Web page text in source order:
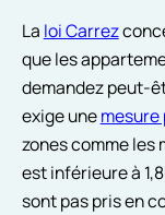
La loi Carrez
que les
demandez peut-
exige une
zones comme les
est inférieure à
sont pas pris en